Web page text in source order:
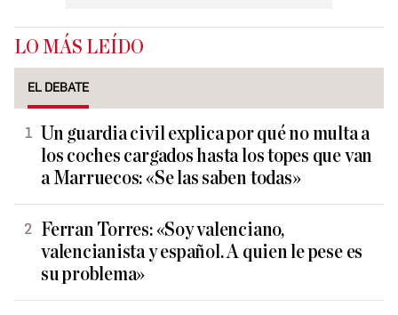
LO MÁS LEÍDO
EL DEBATE
Un guardia civil explica por qué no multa a
los coches cargados hasta los topes que van
a Marruecos: «Se las saben todas»
Ferran Torres: «Soy valenciano,
valencianista y español. A quien le pese es
su problema»